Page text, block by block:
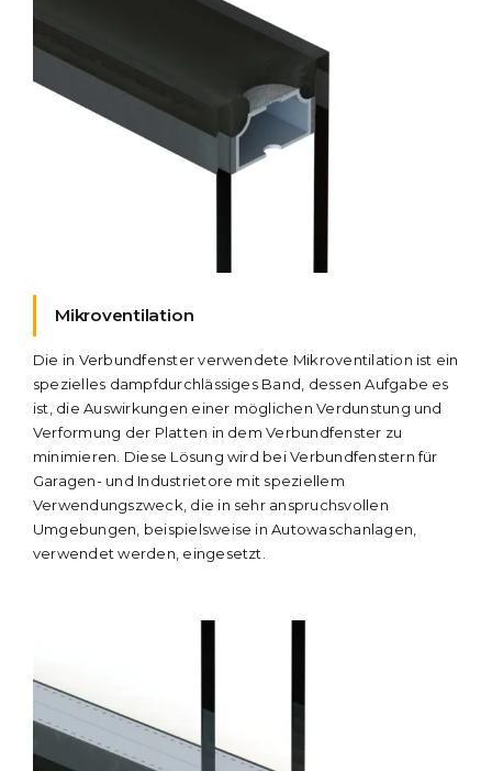
Mikroventilation
Die in Verbundfenster verwendete Mikroventilation ist ein
spezielles dampfdurchlässiges Band, dessen Aufgabe es
ist, die Auswirkungen einer möglichen Verdunstung und
Verformung der Platten in dem Verbundfenster zu
minimieren. Diese Lösung wird bei Verbundfenstern für
Garagen- und Industrietore mit speziellem
Verwendungszweck, die in sehr anspruchsvollen
Umgebungen, beispielsweise in Autowaschanlagen,
verwendet werden, eingesetzt.